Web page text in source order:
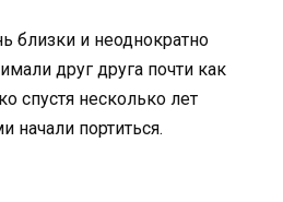
близки и неоднократно
друг друга почти как
спустя несколько лет
портиться.